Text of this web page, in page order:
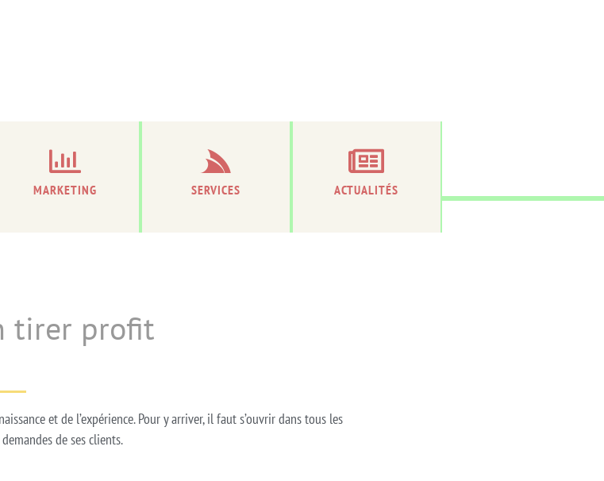
MARKETING SERVICES ACTUALITÉS
tirer profit
et de l’expérience. Pour y arriver, il faut s’ouvrir dans tous les
de ses clients.